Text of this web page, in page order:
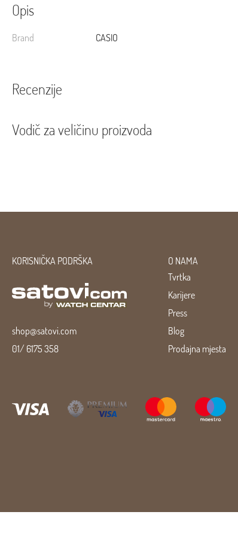
Opis
Brand CASIO
Recenzije
Vodič za veličinu proizvoda
KORISNIČKA PODRŠKA
shop@satovi.com
01/ 6175 358
O NAMA
Tvrtka
Karijere
Press
Blog
Prodajna mjesta